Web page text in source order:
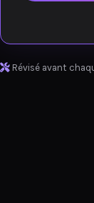
Révisé avant